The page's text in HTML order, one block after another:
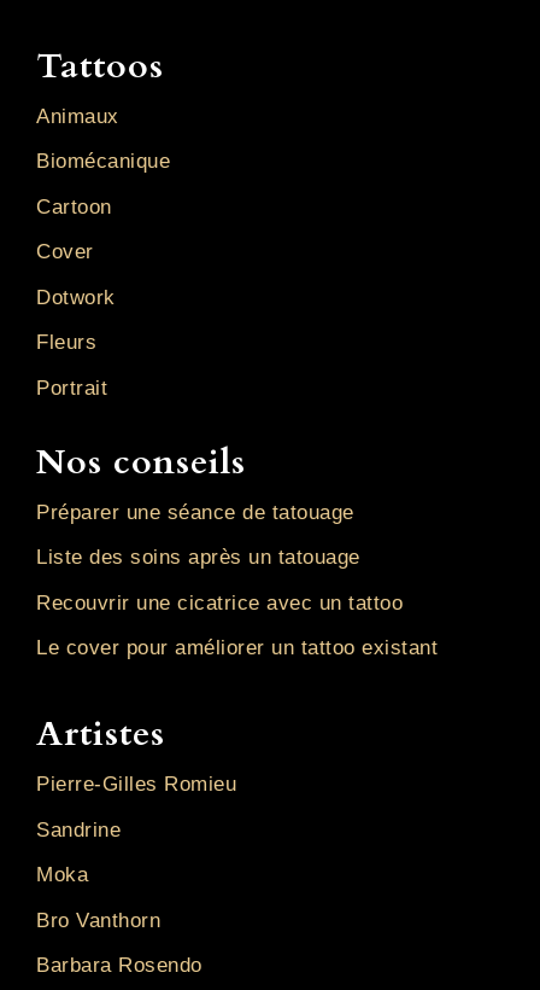
Tattoos
Animaux
Biomécanique
Cartoon
Cover
Dotwork
Fleurs
Portrait
Nos conseils
Préparer une séance de tatouage
Liste des soins après un tatouage
Recouvrir une cicatrice avec un tattoo
Le cover pour améliorer un tattoo existant
Artistes
Pierre-Gilles Romieu
Sandrine
Moka
Bro Vanthorn
Barbara Rosendo